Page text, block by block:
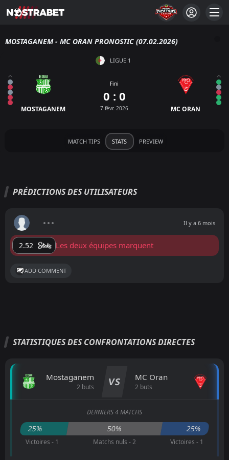
MOSTAGANEM - MC ORAN PRONOSTIC (07.02.2026)
LIGUE 1
MOSTAGANEM
Fini
0 : 0
7 févr. 2026 MC ORAN
MATCH TIPS STATS PREVIEW
PRÉDICTIONS DES UTILISATEURS
Il y a 6 mois
2.52 Les deux équipes marquent
ADD COMMENT
STATISTIQUES DES CONFRONTATIONS DIRECTES
Mostaganem
2 buts VS MC Oran
2 buts
DERNIERS 4 MATCHS
25% 50% 25%
Victoires - 1 Matchs nuls - 2 Victoires - 1